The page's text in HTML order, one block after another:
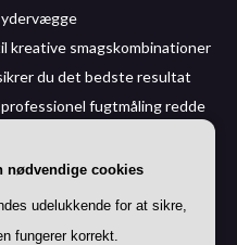
kreative smagskombinationer
du det bedste resultat
fugtmåling redde
nødvendige cookies
udelukkende for at sikre,
fungerer korrekt.